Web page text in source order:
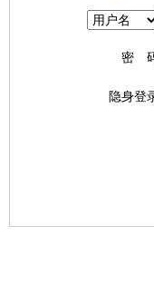
密
隐身登